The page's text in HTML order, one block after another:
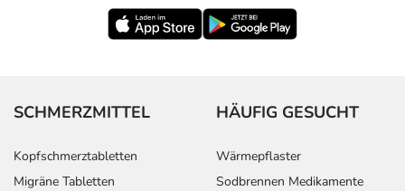
SCHMERZMITTEL
Kopfschmerztabletten
Migräne Tabletten
HÄUFIG GESUCHT
Wärmepflaster
Sodbrennen Medikamente